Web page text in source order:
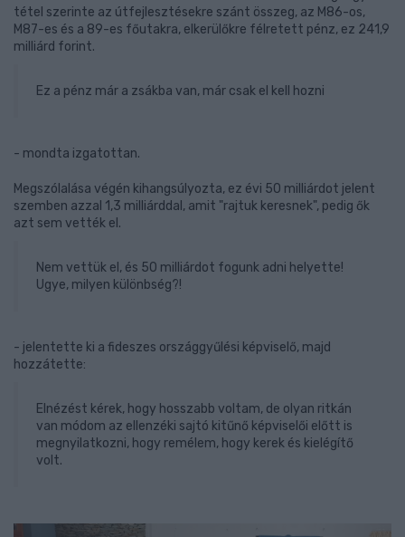
tétel szerinte az útfejlesztésekre szánt összeg, az M86-os,
M87-es és a 89-es főutakra, elkerülőkre félretett pénz, ez 241,9
milliárd forint.
Ez a pénz már a zsákba van, már csak el kell hozni
- mondta izgatottan.
Megszólalása végén kihangsúlyozta, ez évi 50 milliárdot jelent
szemben azzal 1,3 milliárddal, amit "rajtuk keresnek", pedig ők
azt sem vették el.
Nem vettük el, és 50 milliárdot fogunk adni helyette!
Ugye, milyen különbség?!
- jelentette ki a fideszes országgyűlési képviselő, majd
hozzátette:
Elnézést kérek, hogy hosszabb voltam, de olyan ritkán
van módom az ellenzéki sajtó kitűnő képviselői előtt is
megnyilatkozni, hogy remélem, hogy kerek és kielégítő
volt.